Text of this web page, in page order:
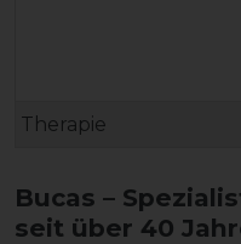
Therapie
Bucas –
seit über 40